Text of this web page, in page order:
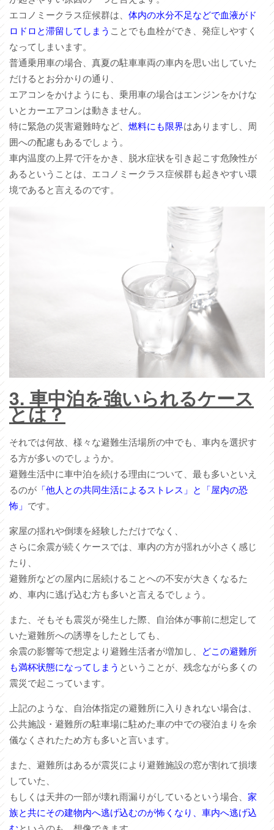
エコノミークラス症候群は、 体内の水分不足などで血液がド
ロドロと滞留してしまう ことでも血栓ができ、発症しやすく
なってしまいます。
普通乗用車の場合、真夏の駐車車両の車内を思い出していた
だけるとお分かりの通り、
エアコンをかけようにも、乗用車の場合はエンジンをかけな
いとカーエアコンは動きません。
特に緊急の災害避難時など、 燃料にも限界はありますし、周
囲への配慮もあるでしょう。
車内温度の上昇で汗をかき、脱水症状を引き起こす危険性が
あるということは、エコノミークラス症候群も起きやすい環
境であると言えるのです。
3. 車中泊を強いられるケース
とは？
それでは何故、様々な避難生活場所の中でも、車内を選択す
る方が多いのでしょうか。
避難生活中に車中泊を続ける理由について、最も多いといえ
るのが 「他人との共同生活によるストレス」と「屋内の恐
怖」 です。
家屋の揺れや倒壊を経験しただけでなく、
さらに余震が続くケースでは、車内の方が揺れが小さく感じ
たり、
避難所などの屋内に居続けることへの不安が大きくなるた
め、車内に逃げ込む方も多いと言えるでしょう。
また、そもそも震災が発生した際、自治体が事前に想定して
いた避難所への誘導をしたとしても、
余震の影響等で想定より避難生活者が増加し、 どこの避難所
も満杯状態になってしまう ということが、残念ながら多くの
震災で起こっています。
上記のような、自治体指定の避難所に入りきれない場合は、
公共施設・避難所の駐車場に駐めた車の中での寝泊まりを余
儀なくされたため方も多いと言います。
また、避難所はあるが震災により避難施設の窓が割れて損壊
していた、
もしくは天井の一部が壊れ雨漏りがしているという場合、 家
族と共にその建物内へ逃げ込むのが怖くなり、車内へ逃げ込